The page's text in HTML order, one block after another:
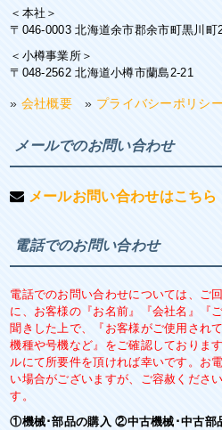
＜本社＞
〒046-0003 北海道余市郡余市町黒川町
＜小樽事業所＞
〒048-2562 北海道小樽市蘭島2-21
» 会社概要 » プライバシーポリシー
メールでのお問い合わせ
メールお問い合わせはこちら
電話でのお問い合わせ
電話でのお問い合わせについては、ご
に、お客様の『お名前』『会社名』『
聞きした上で、『お客様がご使用され
機種や号機など』をご確認しておりま
ルにて所要件を頂ければ幸いです。お
い場合がございますが、ご容赦くださ
す。
①機械･部品の購入 ②中古機械･中古部